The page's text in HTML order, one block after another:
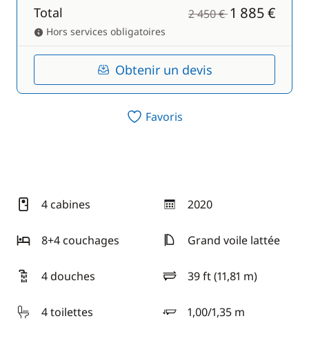
Total 2 450 €1 885 €
Hors services obligatoires
Obtenir un devis
Favoris
4 cabines 2020
année
8+4 couchages
Grand voile lattée
4 douches 39 ft (11,81 m)
longueur
4 toilettes
1,00/1,35 m
tirant d'eau